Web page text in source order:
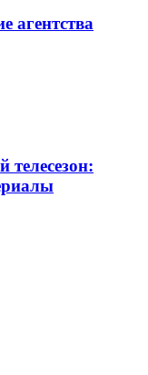
агентства